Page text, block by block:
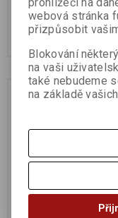
69 Kč
Na dotaz
webová stránka
přizpůsobit
Blokování
na vaši
také nebudeme
na základě